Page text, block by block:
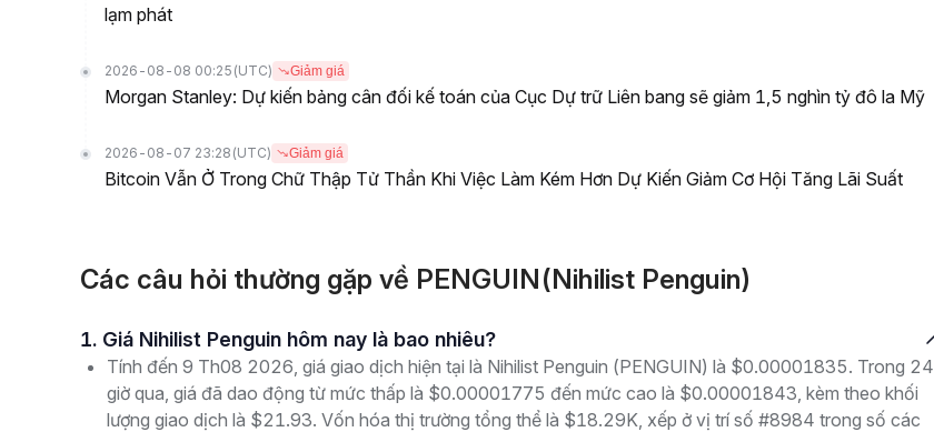
lạm phát
2026-08-08 00:25 (UTC) Giảm giá
Morgan Stanley: Dự kiến bảng cân đối kế toán của Cục Dự trữ Liên bang sẽ giảm 1,5 nghìn tỷ đô la Mỹ
2026-08-07 23:28 (UTC) Giảm giá
Bitcoin Vẫn Ở Trong Chữ Thập Tử Thần Khi Việc Làm Kém Hơn Dự Kiến Giảm Cơ Hội Tăng Lãi Suất
Các câu hỏi thường gặp về PENGUIN(Nihilist Penguin)
1. Giá Nihilist Penguin hôm nay là bao nhiêu?
Tính đến 9 Th08 2026, giá giao dịch hiện tại là Nihilist Penguin (PENGUIN) là $0.00001835. Trong 24
giờ qua, giá đã dao động từ mức thấp là $0.00001775 đến mức cao là $0.00001843, kèm theo khối
lượng giao dịch là $21.93. Vốn hóa thị trường tổng thể là $18.29K, xếp ở vị trí số #8984 trong số các